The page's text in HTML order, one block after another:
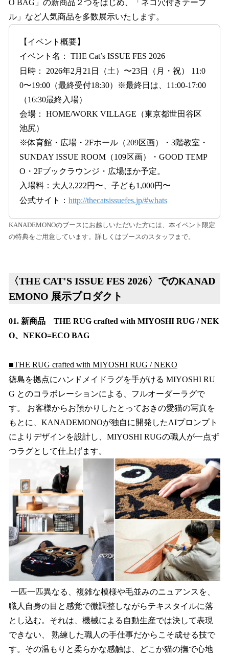
O BAG」の新商品２つをはじめ、「ネコ穴付きテーブ
ル」など人気商品を多数展示いたします。
【イベント概要】
イベント名： THE Cat’s ISSUE FES 2026
日時： 2026年2月21日（土）〜23日（月・祝） 11:0
0〜19:00（最終受付18:30）※最終日は、11:00-17:00
（16:30最終入場）
会場： HOME/WORK VILLAGE（東京都世田谷区
池尻）
※体育館・広場・2Fホール（209区画）・3階教室・
SUNDAY ISSUE ROOM（109区画）・GOOD TEMP
O・2Fブックラウンジ・広場ほか予定。
入場料：大人2,222円〜、子ども1,000円〜
公式サイト： http://thecatsissuefes.jp/#whats
KANADEMONOのブースにお越しいただいた方には、本イベント限定
の特典をご用意しています。詳しくはブースのスタッフまで。
〈THE CAT'S ISSUE FES 2026〉でのKANAD
EMONO 展示プロダクト
01. 新商品 THE RUG crafted with MIYOSHI RUG / NEK
O、NEKO=ECO BAG
■THE RUG crafted with MIYOSHI RUG / NEKO
徳島を拠点にハンドメイドラグを手がける MIYOSHI RU
G とのコラボレーションによる、フルオーダーラグで
す。 お客様からお預かりしたとっておきの愛猫の写真を
もとに、KANADEMONOが独自に開発したAIプロンプト
によりデザインを設計し、MIYOSHI RUGの職人が一点ず
つラグとして仕上げます。
一匹一匹異なる、複雑な模様や毛並みのニュアンスを、
職人自身の目と感覚で微調整しながらテキスタイルに落
とし込む。それは、機械による自動生産では決して表現
できない、 熟練した職人の手仕事だからこそ成せる技で
す。その温もりと柔らかな感触は、どこか猫の撫で心地